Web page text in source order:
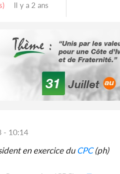
Il y a 2 ans
- 10:14
en exercice duCPC(ph)